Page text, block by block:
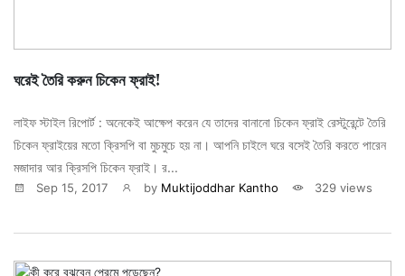
ঘরেই তৈরি করুন চিকেন ফ্রাই!
লাইফ স্টাইল রিপোর্ট : অনেকেই আক্ষেপ করেন যে তাদের বানানো চিকেন ফ্রাই রেস্টুরেন্টে তৈরি
চিকেন ফ্রাইয়ের মতো ক্রিসপি বা মুচমুচে হয় না। আপনি চাইলে ঘরে বসেই তৈরি করতে পারেন
মজাদার আর ক্রিসপি চিকেন ফ্রাই। র...
Sep 15, 2017 by Muktijoddhar Kantho 329 views